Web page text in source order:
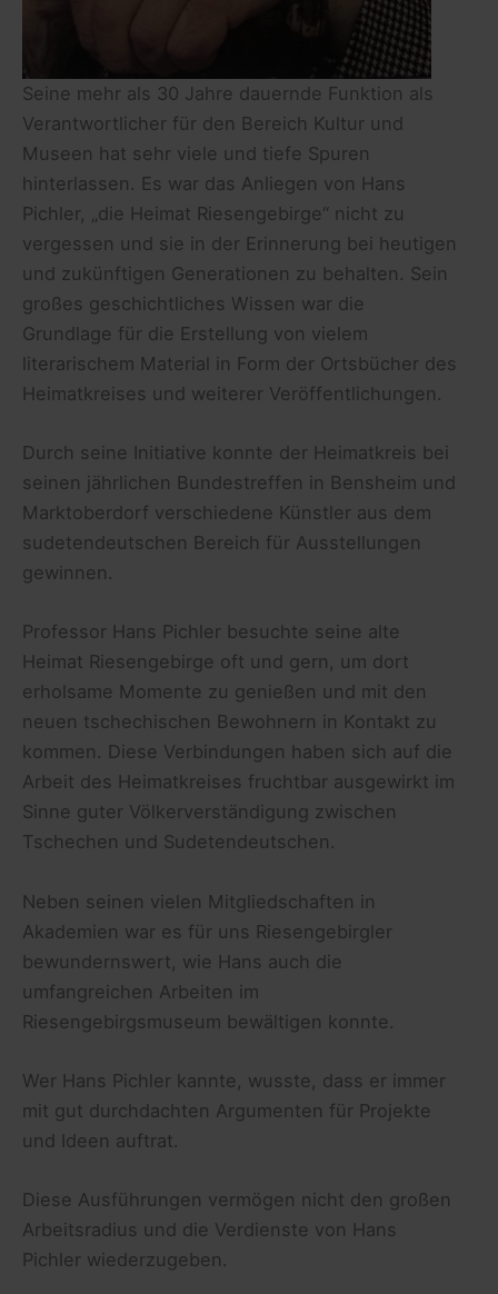
Seine mehr als 30 Jahre dauernde Funktion als
Verantwortlicher für den Bereich Kultur und
Museen hat sehr viele und tiefe Spuren
hinterlassen. Es war das Anliegen von Hans
Pichler, „die Heimat Riesengebirge“ nicht zu
vergessen und sie in der Erinnerung bei heutigen
und zukünftigen Generationen zu behalten. Sein
großes geschichtliches Wissen war die
Grundlage für die Erstellung von vielem
literarischem Material in Form der Ortsbücher des
Heimatkreises und weiterer Veröffentlichungen.
Durch seine Initiative konnte der Heimatkreis bei
seinen jährlichen Bundestreffen in Bensheim und
Marktoberdorf verschiedene Künstler aus dem
sudetendeutschen Bereich für Ausstellungen
gewinnen.
Professor Hans Pichler besuchte seine alte
Heimat Riesengebirge oft und gern, um dort
erholsame Momente zu genießen und mit den
neuen tschechischen Bewohnern in Kontakt zu
kommen. Diese Verbindungen haben sich auf die
Arbeit des Heimatkreises fruchtbar ausgewirkt im
Sinne guter Völkerverständigung zwischen
Tschechen und Sudetendeutschen.
Neben seinen vielen Mitgliedschaften in
Akademien war es für uns Riesengebirgler
bewundernswert, wie Hans auch die
umfangreichen Arbeiten im
Riesengebirgsmuseum bewältigen konnte.
Wer Hans Pichler kannte, wusste, dass er immer
mit gut durchdachten Argumenten für Projekte
und Ideen auftrat.
Diese Ausführungen vermögen nicht den großen
Arbeitsradius und die Verdienste von Hans
Pichler wiederzugeben.